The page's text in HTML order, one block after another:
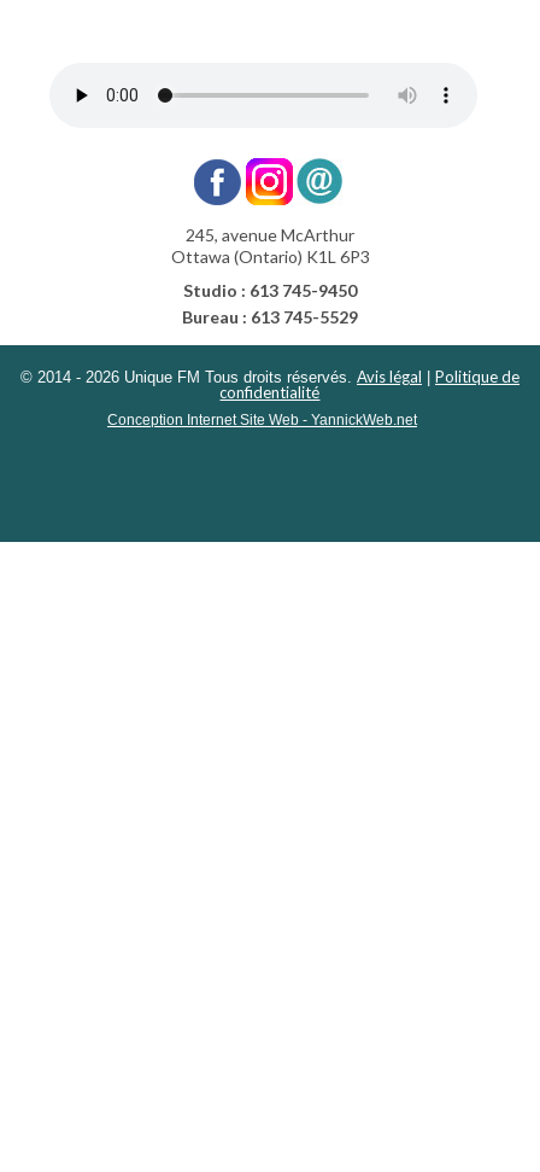
245, avenue McArthur
Ottawa (Ontario) K1L 6P3
Studio : 613 745-9450
Bureau : 613 745-5529
© 2014 - 2026 Unique FM Tous droits réservés. Avis légal
Politique de
confidentialité
Conception Internet Site Web - YannickWeb.net